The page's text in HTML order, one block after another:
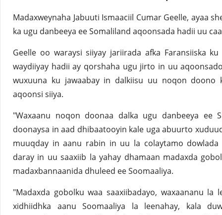
Madaxweynaha Jabuuti Ismaaciil Cumar Geelle, ayaa
ka ugu danbeeya ee Somaliland aqoonsada hadii uu
Geelle oo waraysi siiyay jariirada afka Faransiiska
waydiiyay hadii ay qorshaha ugu jirto in uu
wuxuuna ku jawaabay in dalkiisu uu noqon doono
aqoonsi siiya.
"Waxaanu noqon doonaa dalka ugu danbeeya ee
doonaysa in aad dhibaatooyin kale uga abuurto
muuqday in aanu rabin in uu la colaytamo dowlada
daray in uu saaxiib la yahay dhamaan madaxda
madaxbannaanida dhuleed ee Soomaaliya.
"Madaxda gobolku waa saaxiibadayo, waxaananu la
xidhiidhka aanu Soomaaliya la leenahay, kala